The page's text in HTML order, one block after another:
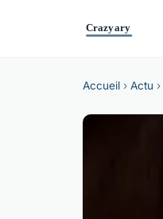
Accueil › Actu ›